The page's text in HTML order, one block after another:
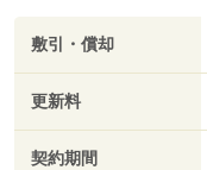
敷引・償却
更新料
契約期間